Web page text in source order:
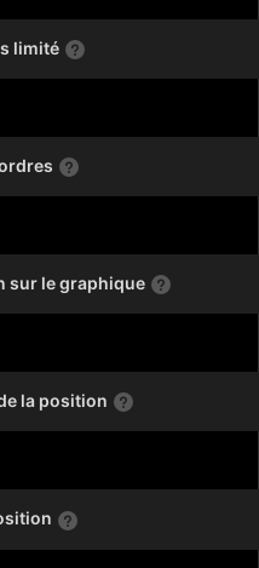
limité
sur le graphique
la position